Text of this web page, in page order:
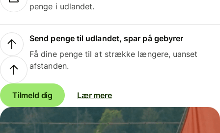
penge i udlandet.
Send penge til udlandet, spar på gebyrer
Få dine penge til at strække længere, uanset
afstanden.
Tilmeld dig Lær mere